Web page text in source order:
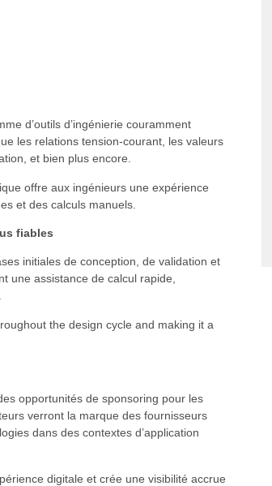
d’outils d’ingénierie couramment
les relations tension-courant, les valeurs
et bien plus encore.
offre aux ingénieurs une expérience
et des calculs manuels.
fiables
initiales de conception, de validation et
une assistance de calcul rapide,
the design cycle and making it a
opportunités de sponsoring pour les
verront la marque des fournisseurs
dans des contextes d’application
digitale et crée une visibilité accrue